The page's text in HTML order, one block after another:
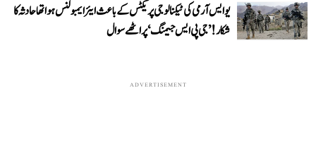
یو ایس آرمی کی ٹیکنالوجی پریکٹس کے باعث ایئر ایمبولنس ہوا تھا حادثہ کا
شکار! ’جی پی ایس جیمنگ‘ پر اٹھے سوال
ADVERTISEMENT